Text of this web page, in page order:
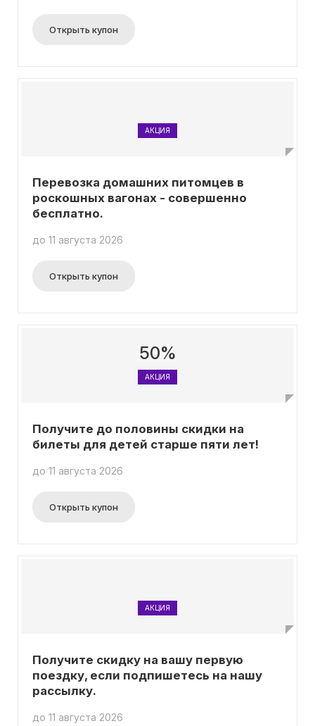
Открыть купон
АКЦИЯ
Перевозка домашних питомцев в
роскошных вагонах - совершенно
бесплатно.
до 11 августа 2026
Открыть купон
50%
АКЦИЯ
Получите до половины скидки на
билеты для детей старше пяти лет!
до 11 августа 2026
Открыть купон
АКЦИЯ
Получите скидку на вашу первую
поездку, если подпишетесь на нашу
рассылку.
до 11 августа 2026